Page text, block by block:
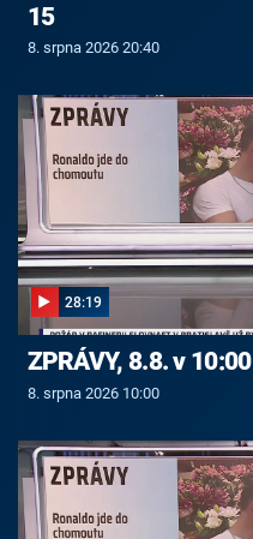
15
8. srpna 2026 20:40
28:19
ZPRÁVY, 8.8. v 10:00
8. srpna 2026 10:00